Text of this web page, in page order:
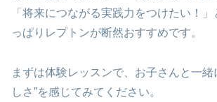
「将来につながる実践力をつけたい！
っぱりレプトンが断然おすすめです。
まずは体験レッスンで、お子さんと一緒
しさ”を感じてみてください。